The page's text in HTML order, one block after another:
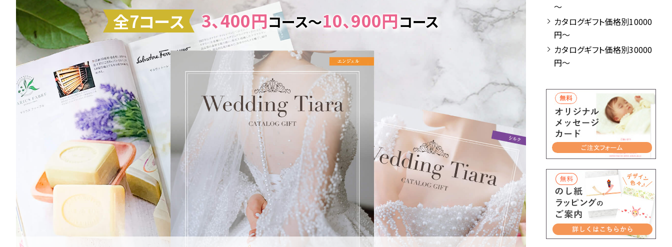
全7コース 3、400円コース～10、900円コース
～
カタログギフト価格別10000
円～
カタログギフト価格別30000
円～